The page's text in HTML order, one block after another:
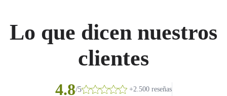
Lo que dicen nuestros
clientes
4.8/5 +2.500 reseñas